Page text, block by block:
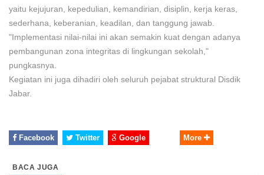
yaitu kejujuran, kepedulian, kemandirian, disiplin, kerja keras,
sederhana, keberanian, keadilan, dan tanggung jawab.
"Implementasi nilai-nilai ini akan semakin kuat dengan adanya
pembangunan zona integritas di lingkungan sekolah,"
pungkasnya.
Kegiatan ini juga dihadiri oleh seluruh pejabat struktural Disdik
Jabar.
Facebook Twitter Google More
BACA JUGA